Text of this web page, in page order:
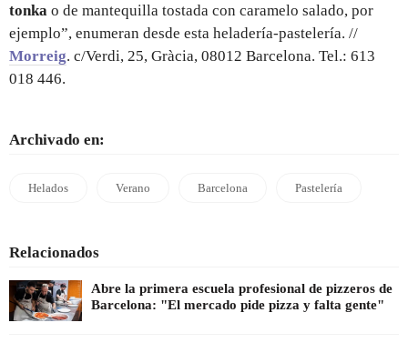
tonka o de mantequilla tostada con caramelo salado, por
ejemplo”, enumeran desde esta heladería-pastelería. //
Morreig. c/Verdi, 25, Gràcia, 08012 Barcelona. Tel.: 613
018 446.
Archivado en:
Helados Verano Barcelona Pastelería
Relacionados
Abre la primera escuela profesional de pizzeros de
Barcelona: "El mercado pide pizza y falta gente"